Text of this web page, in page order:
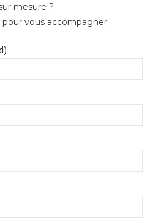
mesure ?
vous accompagner.